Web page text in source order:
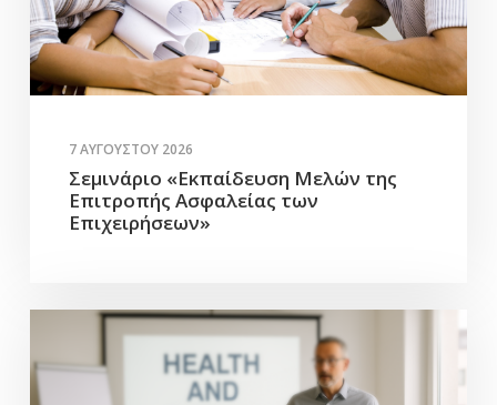
7 ΑΥΓΟΎΣΤΟΥ 2026
Σεμινάριο «Εκπαίδευση Μελών της
Επιτροπής Ασφαλείας των
Επιχειρήσεων»